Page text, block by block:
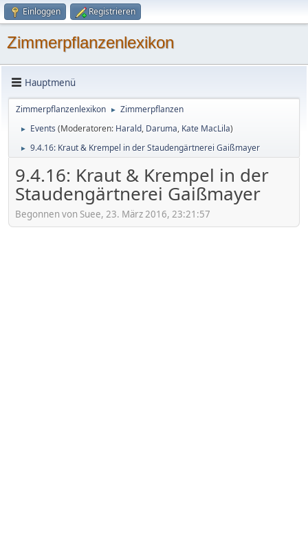
Einloggen Registrieren
Zimmerpflanzenlexikon
Hauptmenü
Zimmerpflanzenlexikon ► Zimmerpflanzen
► Events (Moderatoren: Harald, Daruma, Kate MacLila)
► 9.4.16: Kraut & Krempel in der Staudengärtnerei Gaißmayer
9.4.16: Kraut & Krempel in der
Staudengärtnerei Gaißmayer
Begonnen von Suee, 23. März 2016, 23:21:57